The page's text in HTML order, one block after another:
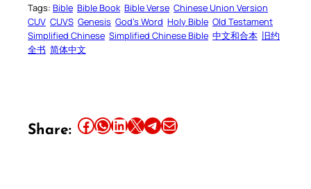
Tags: Bible Bible Book Bible Verse Chinese Union Version
CUV CUVS Genesis God’s Word Holy Bible Old Testament
Simplified Chinese Simplified Chinese Bible 中文和合本 旧约
全书 简体中文
Share: Share this article on Facebook Share this article on WhatsApp Share this article on LinkedIn Share this article on X Share this article on TelegramEmail this Article